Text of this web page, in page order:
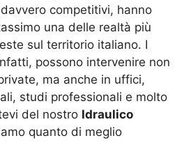
competitivi, hanno
una delle realtà più
sul territorio italiano. I
possono intervenire non
ma anche in uffici,
studi professionali e molto
del nostro Idraulico
quanto di meglio